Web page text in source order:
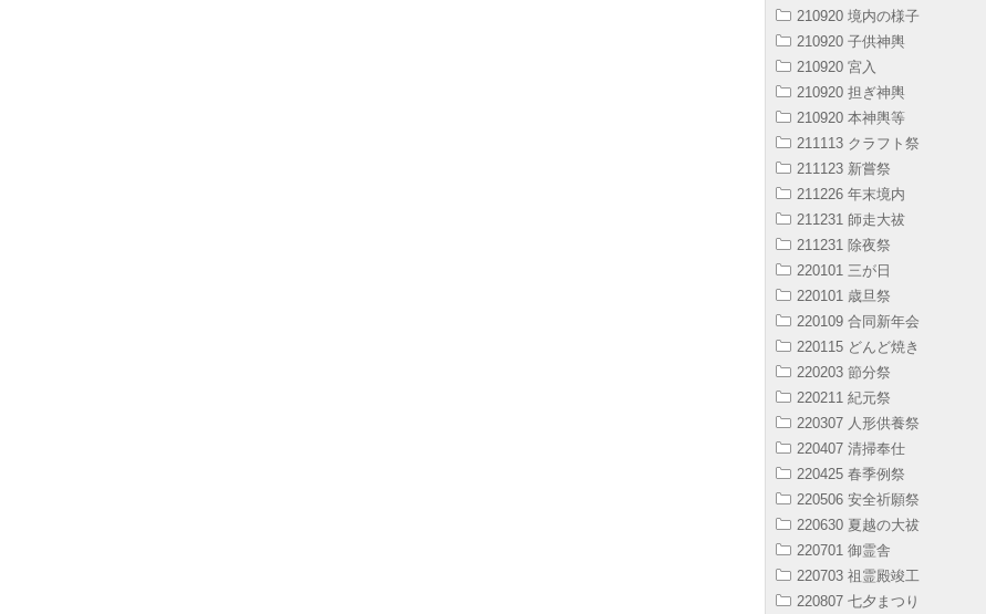
210920 境内の様子
210920 子供神輿
210920 宮入
210920 担ぎ神輿
210920 本神輿等
211113 クラフト祭
211123 新嘗祭
211226 年末境内
211231 師走大祓
211231 除夜祭
220101 三が日
220101 歳旦祭
220109 合同新年会
220115 どんど焼き
220203 節分祭
220211 紀元祭
220307 人形供養祭
220407 清掃奉仕
220425 春季例祭
220506 安全祈願祭
220630 夏越の大祓
220701 御霊舎
220703 祖霊殿竣工
220807 七夕まつり